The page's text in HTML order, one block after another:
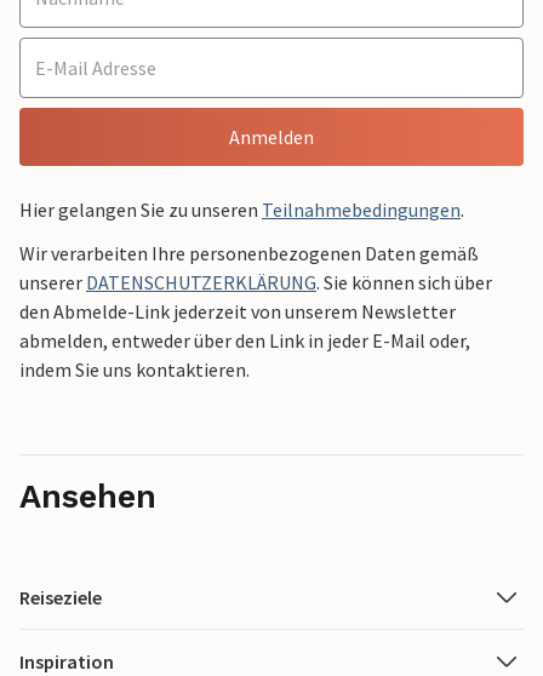
Anmelden
Hier gelangen Sie zu unseren Teilnahmebedingungen.
Wir verarbeiten Ihre personenbezogenen Daten gemäß
unserer DATENSCHUTZERKLÄRUNG. Sie können sich über
den Abmelde-Link jederzeit von unserem Newsletter
abmelden, entweder über den Link in jeder E-Mail oder,
indem Sie uns kontaktieren.
Ansehen
Reiseziele
Inspiration